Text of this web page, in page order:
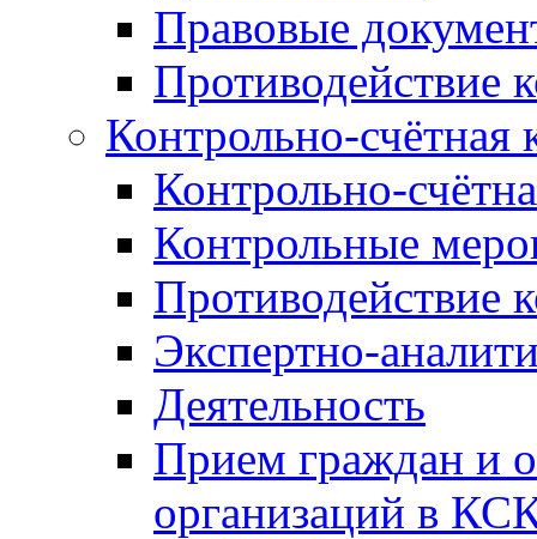
Правовые
Противодействие
Контрольно-счётная
Контрольно-
Контрольные
Противодействие
Экспертно-
Деятельность
Прием граждан и
организаций в